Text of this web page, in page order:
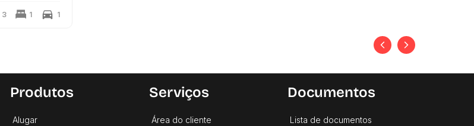
3 1 1
Produtos
Alugar
Serviços
Área do cliente
Documentos
Lista de documentos